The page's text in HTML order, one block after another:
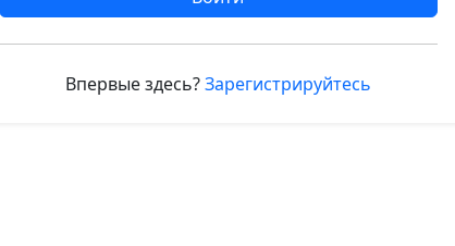
Впервые здесь?Зарегистрируйтесь